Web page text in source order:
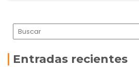
Entradas recientes